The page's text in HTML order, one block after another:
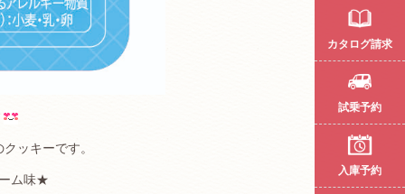
ッキーです。
ム味★
カタログ請求
試乗予約
入庫予約